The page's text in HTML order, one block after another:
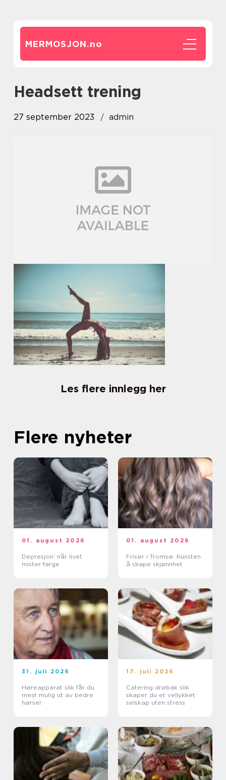
MERMOSJON.no
headsett trening
27 september 2023 admin
Les flere innlegg her
Flere nyheter
01. august 2026
Depresjon: når livet
mister farge
01. august 2026
Frisør i Tromsø: Kunsten
å skape skjønnhet
31. juli 2026
Høreapparat slik får du
mest mulig ut av bedre
hørsel
17. juli 2026
Catering drøbak slik
skaper du et vellykket
selskap uten stress